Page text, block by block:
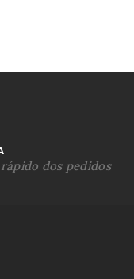
dos pedidos